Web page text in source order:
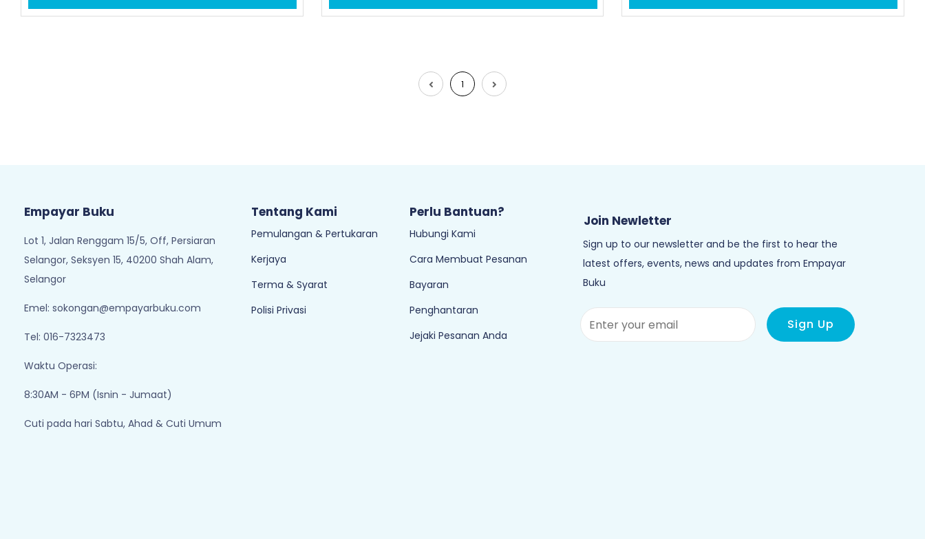
1
Empayar Buku
Lot 1, Jalan Renggam 15/5, Off, Persiaran
Selangor, Seksyen 15, 40200 Shah Alam,
Selangor
Emel: sokongan@empayarbuku.com
Tel: 016-7323473
Waktu Operasi:
8:30AM - 6PM (Isnin - Jumaat)
Cuti pada hari Sabtu, Ahad & Cuti Umum
Tentang Kami
Pemulangan & Pertukaran
Kerjaya
Terma & Syarat
Polisi Privasi
Perlu Bantuan?
Hubungi Kami
Cara Membuat Pesanan
Bayaran
Penghantaran
Jejaki Pesanan Anda
Join Newletter
Sign up to our newsletter and be the first to hear the
latest offers, events, news and updates from Empayar
Buku